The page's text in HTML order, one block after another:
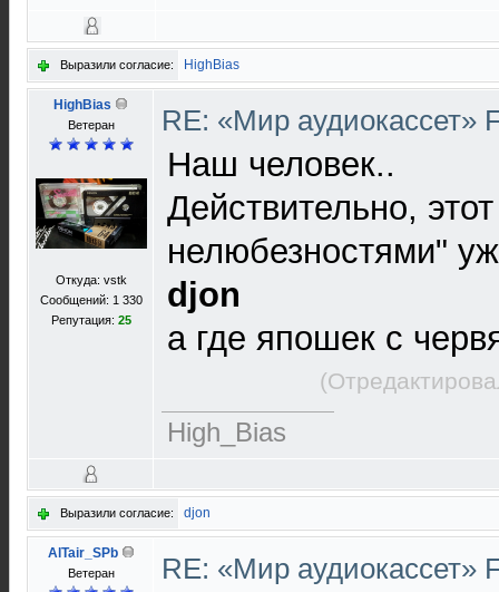
Выразили согласие: HighBias
HighBias
Ветеран
Откуда: vstk
Сообщений: 1 330
Репутация: 25
RE: «Мир аудиокассет»
Наш человек..
Действительно,
нелюбезностями"
djon
а где япошек с
High_Bias
Выразили согласие: djon
AlTair_SPb
Ветеран RE: «Мир аудиокассет»